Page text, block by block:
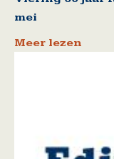
mei
Meer lezen